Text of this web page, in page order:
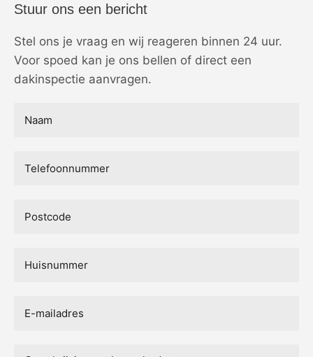
Stuur ons een bericht
Stel ons je vraag en wij reageren binnen 24 uur.
Voor spoed kan je ons bellen of direct een
dakinspectie aanvragen.